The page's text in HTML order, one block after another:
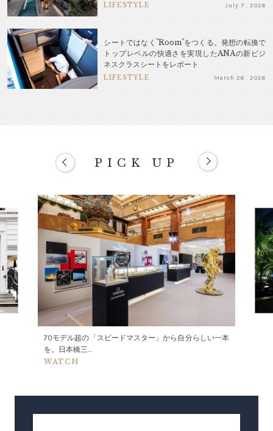
LIFESTYLE July 7 . 2026
シートではなく"Room"をつくる。発想の転換で
トップレベルの快適さを実現したANAの新ビジ
ネスクラスシートをレポート
LIFESTYLE March 26 . 2026
PICK UP
70モデル超の「スピードマスター」から自分らしい一本
を。日本橋三...
WATCH